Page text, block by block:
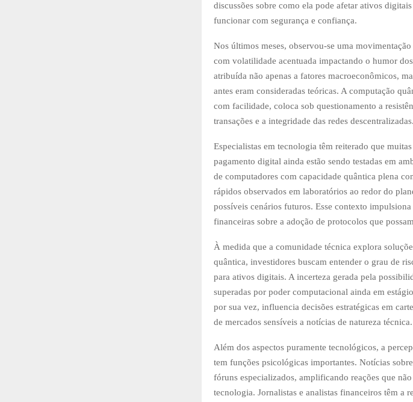
discussões sobre como ela pode afetar ativos
funcionar com segurança e confiança.
Nos últimos meses, observou-se uma
com volatilidade acentuada impactando o humor
atribuída não apenas a fatores macroeconômicos,
antes eram consideradas teóricas. A computação
com facilidade, coloca sob questionamento a
transações e a integridade das redes descentralizadas.
Especialistas em tecnologia têm reiterado que
pagamento digital ainda estão sendo testadas em
de computadores com capacidade quântica plena
rápidos observados em laboratórios ao redor do
possíveis cenários futuros. Esse contexto
financeiras sobre a adoção de protocolos que
À medida que a comunidade técnica explora
quântica, investidores buscam entender o grau de
para ativos digitais. A incerteza gerada pela
superadas por poder computacional ainda em
por sua vez, influencia decisões estratégicas em
de mercados sensíveis a notícias de natureza técnica.
Além dos aspectos puramente tecnológicos, a
tem funções psicológicas importantes. Notícias
fóruns especializados, amplificando reações que
tecnologia. Jornalistas e analistas financeiros têm a